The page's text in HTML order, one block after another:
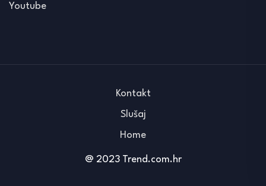
Youtube
@ 2023 Trend.com.hr
Kontakt
Slušaj
Home